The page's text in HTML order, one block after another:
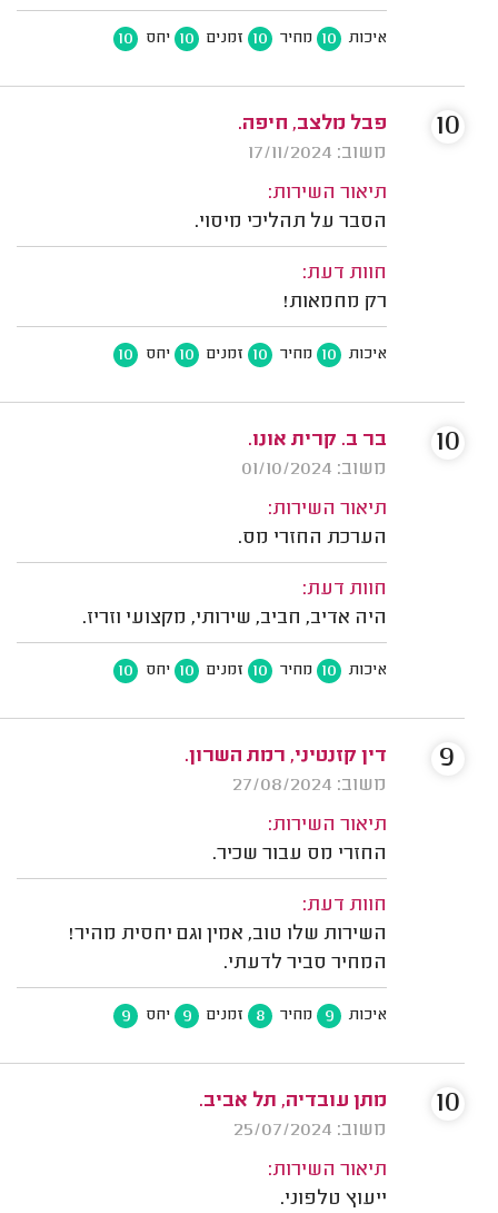
איכות 10 מחיר 10 זמנים 10 יחס 10
פבל מלצב, חיפה.
משוב: 17/11/2024
תיאור השירות:
הסבר על תהליכי מיסוי.
חוות דעת:
רק מחמאות!
איכות 10 מחיר 10 זמנים 10 יחס 10
10
בר ב. קרית אונו.
משוב: 01/10/2024
תיאור השירות:
הערכת החזרי מס.
חוות דעת:
היה אדיב, חביב, שירותי, מקצועי וזריז.
איכות 10 מחיר 10 זמנים 10 יחס 10
10
דין קזנטיני, רמת השרון.
משוב: 27/08/2024
תיאור השירות:
החזרי מס עבור שכיר.
חוות דעת:
השירות שלו טוב, אמין וגם יחסית מהיר!
המחיר סביר לדעתי.
איכות 9 מחיר 8 זמנים 9 יחס 9
9
מתן עובדיה, תל אביב.
משוב: 25/07/2024
תיאור השירות:
ייעוץ טלפוני.
10